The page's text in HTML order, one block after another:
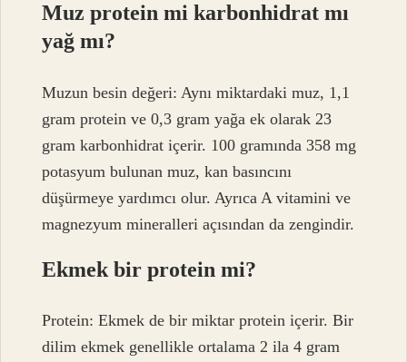
Muz protein mi karbonhidrat mı
yağ mı?
Muzun besin değeri: Aynı miktardaki muz, 1,1
gram protein ve 0,3 gram yağa ek olarak 23
gram karbonhidrat içerir. 100 gramında 358 mg
potasyum bulunan muz, kan basıncını
düşürmeye yardımcı olur. Ayrıca A vitamini ve
magnezyum mineralleri açısından da zengindir.
Ekmek bir protein mi?
Protein: Ekmek de bir miktar protein içerir. Bir
dilim ekmek genellikle ortalama 2 ila 4 gram